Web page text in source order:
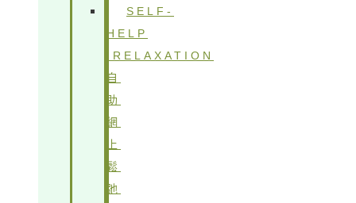
SELF-
HELP
IRELAXATION
自
助
網
上
鬆
弛